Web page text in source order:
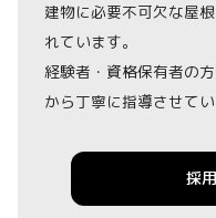
建物に必要不可欠な屋
れています。
経験者・資格保有者の
から丁寧に指導させて
採